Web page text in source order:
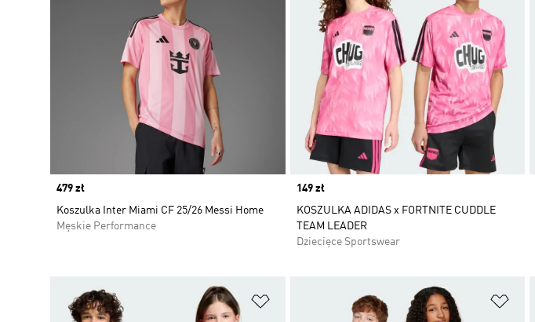
Price
479 zł
Koszulka Inter Miami CF 25/26 Messi Home
Męskie Performance
Price
149 zł
KOSZULKA ADIDAS x FORTNITE CUDDLE
TEAM LEADER
Dziecięce Sportswear
Dodaj do listy życzeń